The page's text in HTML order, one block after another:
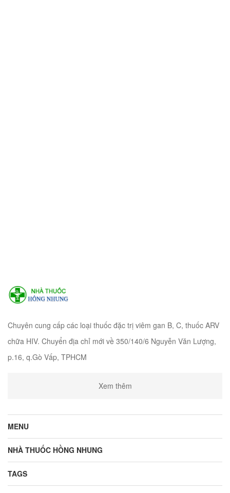
Chuyên cung cấp các loại thuốc đặc trị viêm gan B, C, thuốc ARV
chữa HIV. Chuyển địa chỉ mới về 350/140/6 Nguyễn Văn Lượng,
p.16, q.Gò Vấp, TPHCM
Xem thêm
MENU
NHÀ THUỐC HỒNG NHUNG
TAGS